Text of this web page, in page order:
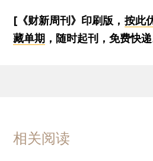
[《财新周刊》印刷版， 按此
藏单期 ，随时起刊，免费快
相关阅读